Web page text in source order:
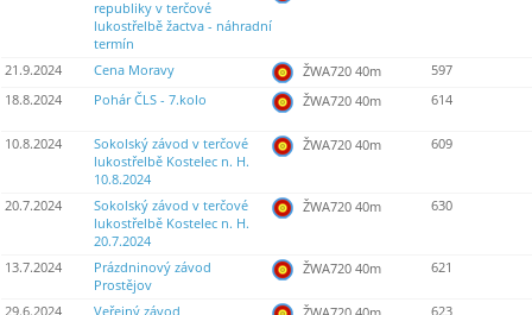
republiky v terčové
lukostřelbě žactva - náhradní
termín
21.9.2024 Cena Moravy ŽWA720 40m
597
18.8.2024
Pohár ČLS - 7.kolo ŽWA720 40m 614
10.8.2024
Sokolský závod v terčové
lukostřelbě Kostelec n. H.
10.8.2024
ŽWA720 40m 609
20.7.2024
Sokolský závod v terčové
lukostřelbě Kostelec n. H.
20.7.2024
ŽWA720 40m 630
13.7.2024
Prázdninový závod
Prostějov
ŽWA720 40m 621
29.6.2024 Veřejný závod
623